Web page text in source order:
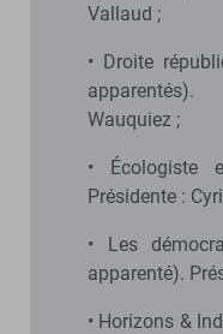
Vallaud ;
• Droite
Wauquiez ;
• Écologiste
Présidente :
• Les
apparenté).
• Horizons &